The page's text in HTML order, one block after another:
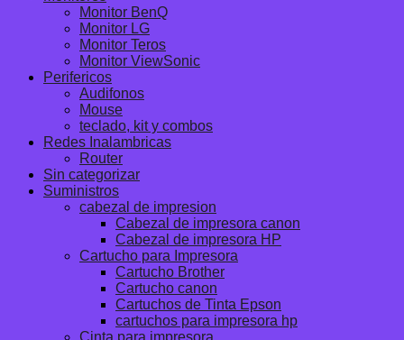
Monitor BenQ
Monitor LG
Monitor Teros
Monitor ViewSonic
Perifericos
Audifonos
Mouse
teclado, kit y combos
Redes Inalambricas
Router
Sin categorizar
Suministros
cabezal de impresion
Cabezal de impresora canon
Cabezal de impresora HP
Cartucho para Impresora
Cartucho Brother
Cartucho canon
Cartuchos de Tinta Epson
cartuchos para impresora hp
Cinta para impresora